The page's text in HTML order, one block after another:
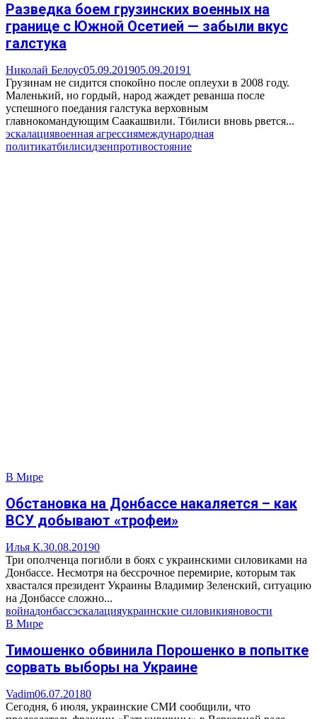
Разведка боем грузинских военных на
границе с Южной Осетией — забыли вкус
галстука
Николай Белоус05.09.201905.09.20191
Грузинам не сидится спокойно после оплеухи в 2008 году.
Маленький, но гордый, народ жаждет реванша после
успешного поедания галстука верховным
главнокомандующим Саакашвили. Тбилиси вновь рвется...
эскалациявоенная агрессиямеждународная
политикатбилисидзенпротивостояние
В Мире
Обстановка на Донбассе накаляется – как
ВСУ добывают «трофеи»
Илья К.30.08.20190
Три ополченца погибли в боях с украинскими силовиками на
Донбассе. Несмотря на бессрочное перемирие, которым так
хвастался президент Украины Владимир Зеленский, ситуацию
на Донбассе сложно...
войнадонбассэскалацияукраинские силовикияновости
В Мире
Тимошенко обвинила Порошенко в попытке
сорвать выборы на Украине
Vadim06.07.20180
Сегодня, 6 июля, украинские СМИ сообщили, что